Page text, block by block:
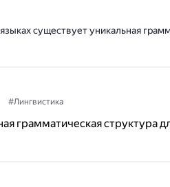
существует уникальная
#Лингвистика
грамматическая структура